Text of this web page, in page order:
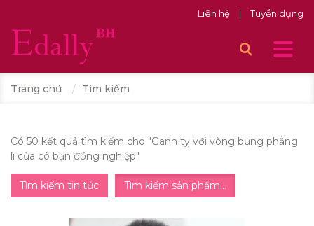
Liên hệ | Tuyển dụng
Trang chủ Tìm kiếm
Có 50 kết quả tìm kiếm cho "Ganh tỵ với vòng bụng phẳng
lì của cô bạn đồng nghiệp"
Tìm kiếm tin tức Tìm kiếm sản phẩm...